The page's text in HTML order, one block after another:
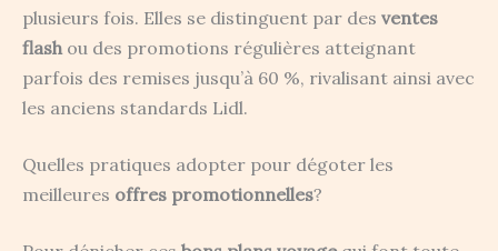
plusieurs fois. Elles se distinguent par des ventes
flashou des promotions régulières atteignant
parfois des remises jusqu’à 60 %, rivalisant ainsi avec
les anciens standards Lidl.
Quelles pratiques adopter pour dégoter les
meilleures offres promotionnelles?